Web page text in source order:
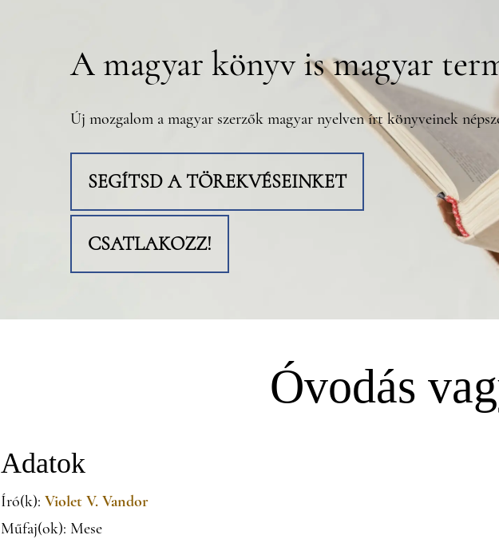
A magyar könyv is magyar
Új mozgalom a magyar szerzők magyar nyelven írt könyveinek
SEGÍTSD A TÖREKVÉSEINKET
CSATLAKOZZ!
Óvodás
Adatok
Író(k): Violet V. Vandor
Műfaj(ok): Mese